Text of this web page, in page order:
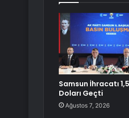
Samsun İhracatı
Doları Geçti
Ağustos 7, 2026